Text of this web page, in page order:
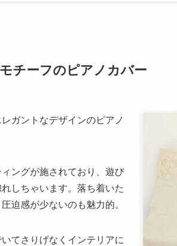
チーフのピアノカバー
ガントなデザインのピアノ
ングが施されており、遊び
しちゃいます。落ち着いた
迫感が少ないのも魅力的。
てさりげなくインテリアに